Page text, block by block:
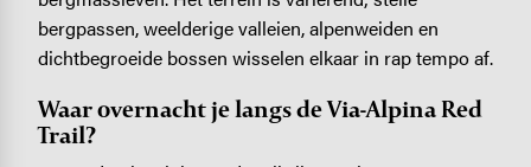
bergpassen, weelderige valleien, alpenweiden en
dichtbegroeide bossen wisselen elkaar in rap tempo af.
Waar overnacht je langs de Via-Alpina Red
Trail?